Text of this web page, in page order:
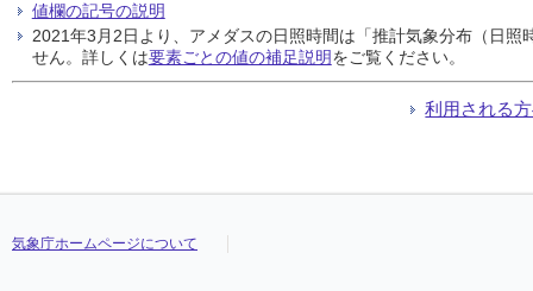
値欄の記号の説明
2021年3月2日より、アメダスの日照時間は「推計気象分布（日
せん。詳しくは要素ごとの値の補足説明をご覧ください。
利用される
気象庁ホームページについて